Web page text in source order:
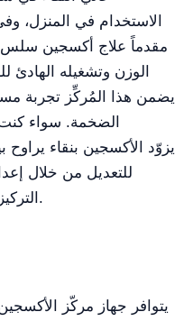
الاستخدام في المنزل،
مقدماً علاج أكسجين
يضمن هذا المُركِّز تجربة
الضخمة. سواء كنت
التركيز الدقيق للأكسجين الذي تحتاجه.
يتوافر جهاز مركّز